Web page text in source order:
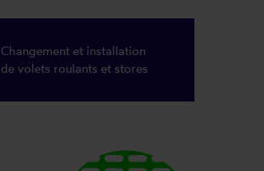
Changement et installation
de volets roulants et stores